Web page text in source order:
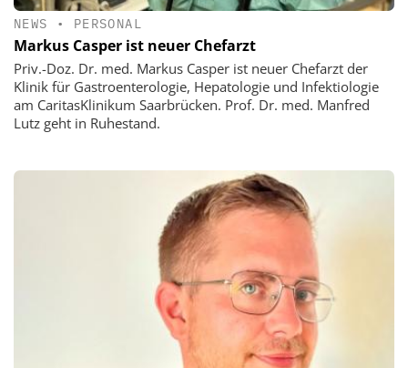
NEWS • PERSONAL
Markus Casper ist neuer Chefarzt
Priv.-Doz. Dr. med. Markus Casper ist neuer Chefarzt der
Klinik für Gastroenterologie, Hepatologie und Infektiologie
am CaritasKlinikum Saarbrücken. Prof. Dr. med. Manfred
Lutz geht in Ruhestand.